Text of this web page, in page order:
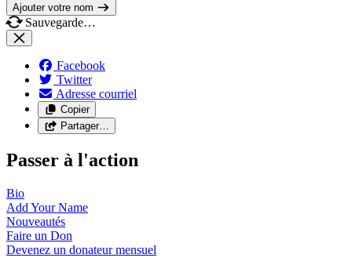
Ajouter votre nom
Sauvegarde…
Facebook
Twitter
Adresse courriel
Copier
Partager…
Passer à l'action
Bio
Add YourName
Nouveautés
Faire un Don
Devenez un donateurmensuel